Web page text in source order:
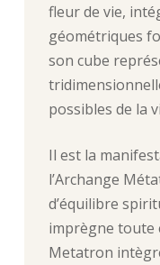
fleur de vie,
géométriques
son cube
possibles de la
Il est la
l’Archange
d’équilibre
imprègne toute
Metatron